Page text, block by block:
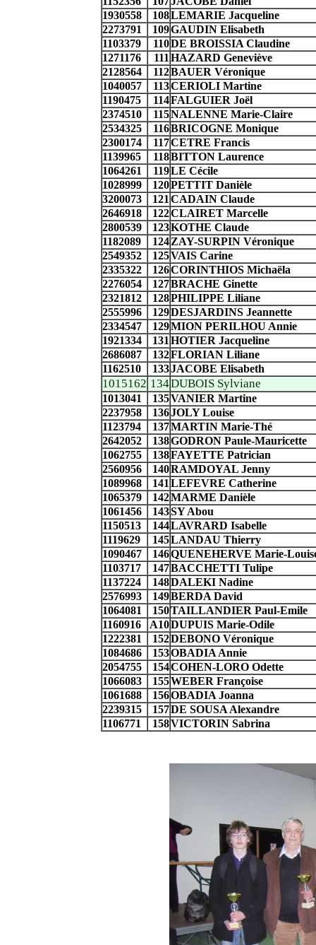
1930558
108LEMARIE Jacqueline
2273791
109GAUDIN Elisabeth
1103379
110DE BROISSIA Claudine
1271176
111 HAZARD Geneviève
2128564
112BAUER Véronique
1040057
113CERIOLI Martine
1190475
114FALGUIER Joël
2374510
115NALENNE Marie-Claire
2534325
116BRICOGNE Monique
2300174
117CETRE Francis
1139965
118BITTON Laurence
1064261
119LE Cécile
1028999
120PETTIT Danièle
3200073
121 CADAIN Claude
2646918
122CLAIRET Marcelle
2800539
123KOTHE Claude
1182089
124 ZAY-SURPIN Véronique
2549352
125VAIS Carine
2335322
126CORINTHIOS Michaëla
2276054
127BRACHE Ginette
2321812
128PHILIPPE Liliane
2555996
129DESJARDINS Jeannette
2334547
129MION PERILHOU Annie
1921334
131 HOTIER Jacqueline
2686087
132FLORIAN Liliane
1162510
133JACOBE Elisabeth
1015162 134DUBOIS Sylviane
1013041 135VANIER Martine
2237958
136JOLY Louise
1123794
137MARTIN Marie-Thé
2642052
138GODRON Paule-Mauricette
1062755
138FAYETTE Patrician
2560956
140RAMDOYAL Jenny
1089968
141 LEFEVRE Catherine
1065379
142MARME Danièle
1061456
143SY Abou
1150513
144LAVRARD Isabelle
1119629
145LANDAU Thierry
1090467
146QUENEHERVE Marie-
1103717
147BACCHETTI Tulipe
1137224
148DALEKI Nadine
2576993
149BERDA David
1064081
150TAILLANDIER Paul-Emile
1160916
A10DUPUIS Marie-Odile
1222381
152DEBONO Véronique
1084686
153OBADIA Annie
2054755
154COHEN-LORO Odette
1066083
155WEBER Françoise
1061688
156OBADIA Joanna
2239315
157DE SOUSA Alexandre
1106771
158VICTORIN Sabrina